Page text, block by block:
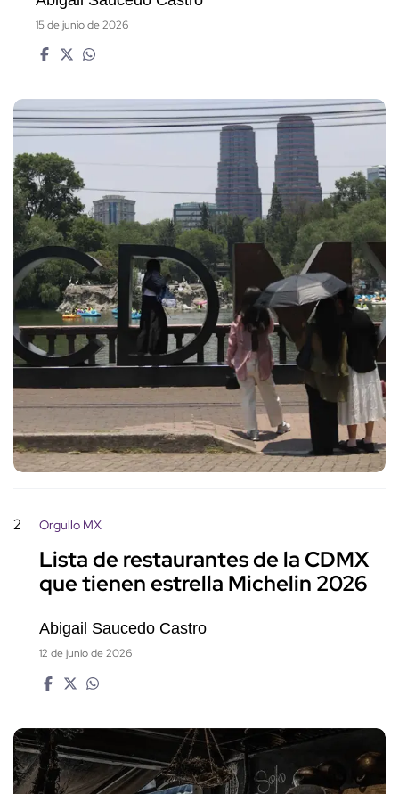
15 de junio de 2026
2 Orgullo MX
Lista de restaurantes de la CDMX
que tienen estrella Michelin 2026
Abigail Saucedo Castro
12 de junio de 2026